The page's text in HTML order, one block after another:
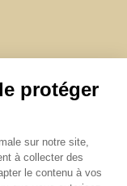
adoptez
. REDON
sous la
Les 4 buses
dirigé sur